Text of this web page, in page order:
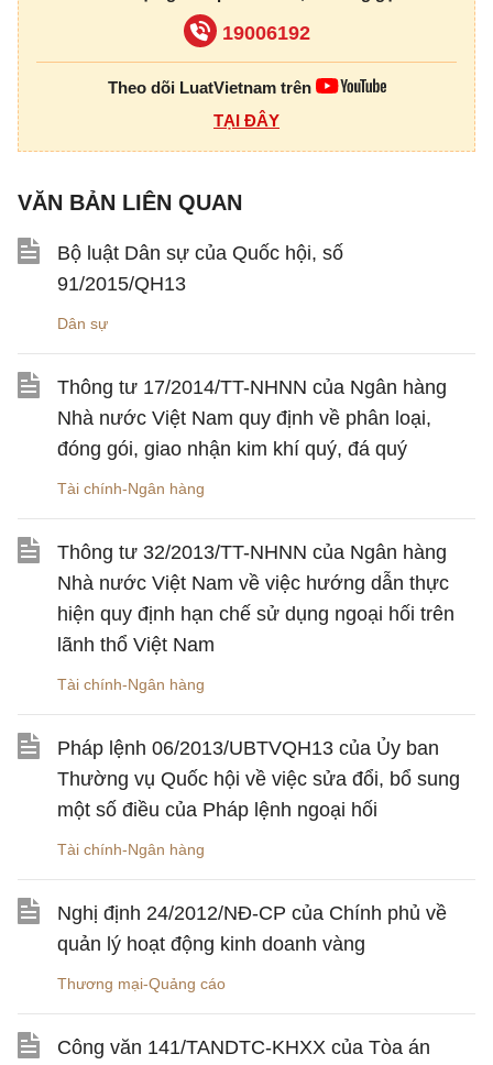
19006192
Theo dõi LuatVietnam trên
TẠI ĐÂY
VĂN BẢN LIÊN QUAN
Bộ luật Dân sự của Quốc hội, số
91/2015/QH13
Dân sự
Thông tư 17/2014/TT-NHNN của Ngân hàng
Nhà nước Việt Nam quy định về phân loại,
đóng gói, giao nhận kim khí quý, đá quý
Tài chính-Ngân hàng
Thông tư 32/2013/TT-NHNN của Ngân hàng
Nhà nước Việt Nam về việc hướng dẫn thực
hiện quy định hạn chế sử dụng ngoại hối trên
lãnh thổ Việt Nam
Tài chính-Ngân hàng
Pháp lệnh 06/2013/UBTVQH13 của Ủy ban
Thường vụ Quốc hội về việc sửa đổi, bổ sung
một số điều của Pháp lệnh ngoại hối
Tài chính-Ngân hàng
Nghị định 24/2012/NĐ-CP của Chính phủ về
quản lý hoạt động kinh doanh vàng
Thương mại-Quảng cáo
Công văn 141/TANDTC-KHXX của Tòa án